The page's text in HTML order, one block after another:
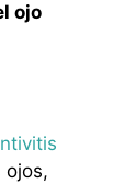
ojo
ojos,